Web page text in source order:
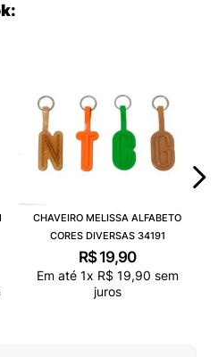
CHAVEIRO MELISSA ALFABETO
CORES DIVERSAS 34191
R$ 19,90
Em até 1x R$ 19,90 sem
juros